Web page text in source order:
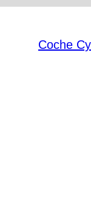
Coche